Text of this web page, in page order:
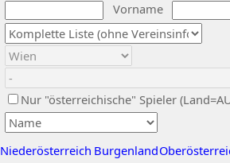
Vorname
Nur "österreichische" Spieler
Niederösterreich Burgenland